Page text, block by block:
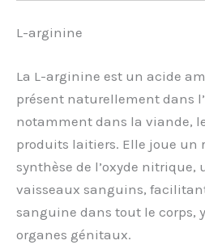
L-arginine
La L-arginine est un acide
présent naturellement dans
notamment dans la viande,
produits laitiers. Elle joue un
synthèse de l’oxyde nitrique,
vaisseaux sanguins,
sanguine dans tout le corps,
organes génitaux.